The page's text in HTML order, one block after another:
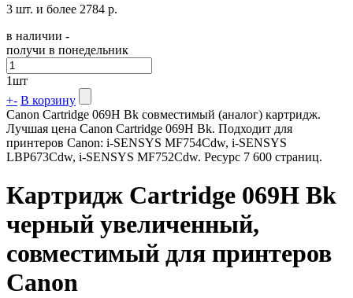
3 шт. и более 2784 р.
в наличии -
получи в понедельник
1шт
+- В корзину
Canon Cartridge 069H Bk совместимый (аналог) картридж.
Лучшая цена Canon Cartridge 069H Bk. Подходит для
принтеров Canon: i-SENSYS MF754Cdw, i-SENSYS
LBP673Cdw, i-SENSYS MF752Cdw. Ресурс 7 600 страниц.
Картридж Cartridge 069H Bk
черный увеличенный,
совместимый для принтеров
Canon